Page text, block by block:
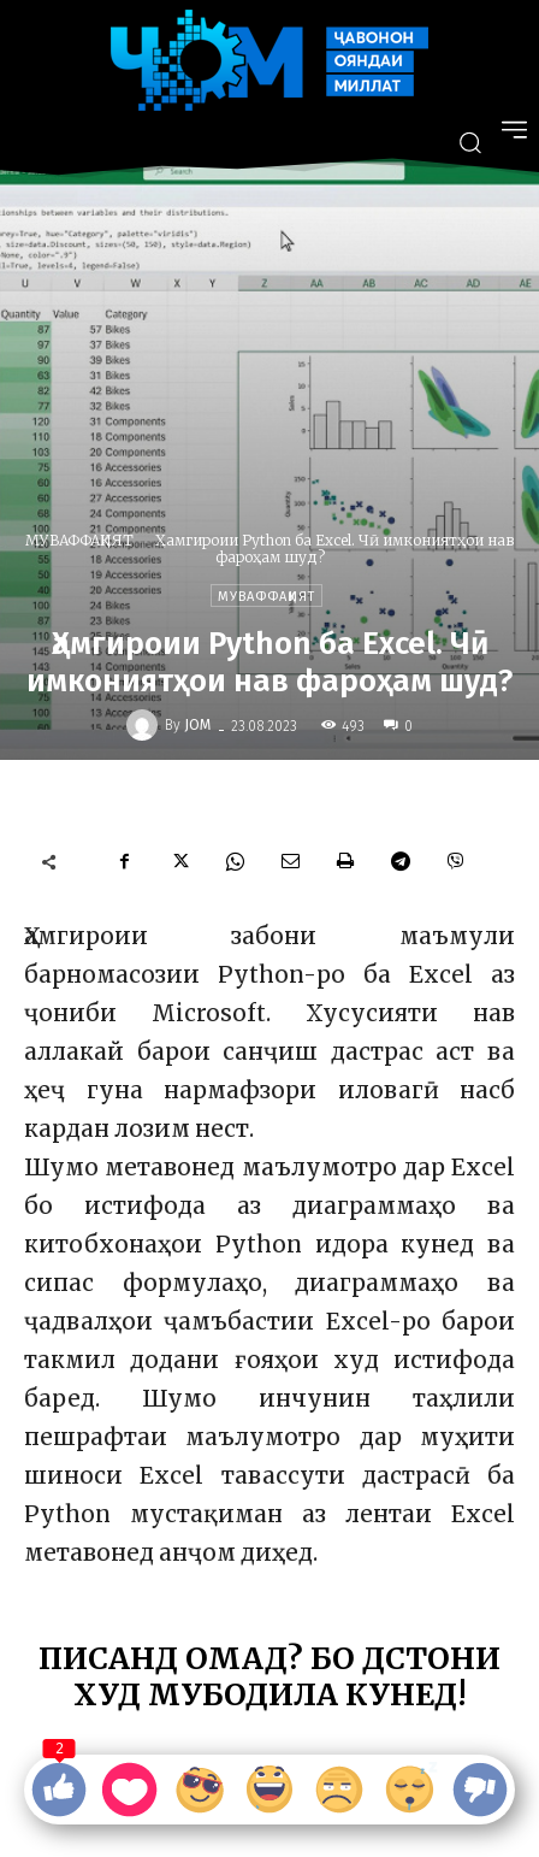
МУВАФФАҚИЯТ
Ҳамгироии Python ба Excel. Чӣ имкониятҳои нав
фароҳам шуд?
МУВАФФАҚИЯТ
Ҳамгироии Python ба Excel. Чӣ
имкониятҳои нав фароҳам шуд?
By JOM - 23.08.2023 493 0
Ҳамгироии забони маъмули
барномасозии Python-ро ба Excel аз
ҷониби Microsoft. Хусусияти нав
аллакай барои санҷиш дастрас аст ва
ҳеҷ гуна нармафзори иловагӣ насб
кардан лозим нест.
Шумо метавонед маълумотро дар Excel
бо истифода аз диаграммаҳо ва
китобхонаҳои Python идора кунед ва
сипас формулаҳо, диаграммаҳо ва
ҷадвалҳои ҷамъбастии Excel-ро барои
такмил додани ғояҳои худ истифода
баред. Шумо инчунин таҳлили
пешрафтаи маълумотро дар муҳити
шиноси Excel тавассути дастрасӣ ба
Python мустақиман аз лентаи Excel
метавонед анҷом диҳед.
ПИСАНД ОМАД? БО ДӮСТОНИ
ХУД МУБОДИЛА КУНЕД!
2